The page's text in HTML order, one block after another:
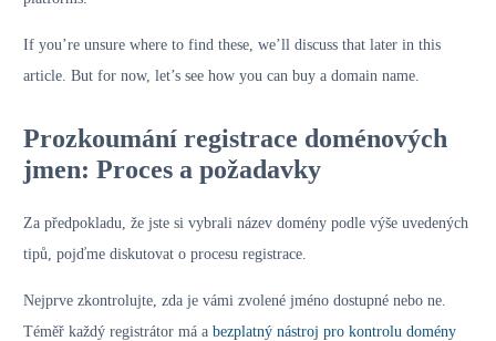
If you’re unsure where to find these, we’ll discuss that later in this
article. But for now, let’s see how you can buy a domain name.
Prozkoumání registrace doménových
jmen: Proces a požadavky
Za předpokladu, že jste si vybrali název domény podle výše uvedených
tipů, pojďme diskutovat o procesu registrace.
Nejprve zkontrolujte, zda je vámi zvolené jméno dostupné nebo ne.
Téměř každý registrátor má a bezplatný nástroj pro kontrolu domény